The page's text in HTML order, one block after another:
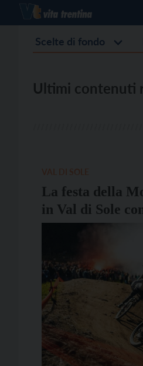
Scelte di fondo
Ultimi contenuti
La festa della
in Val di Sole
Mondo 2026